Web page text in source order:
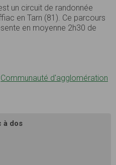
un circuit de randonnée
en Tarn (81). Ce parcours
en moyenne 2h30 de
Communauté d'agglomération
à dos